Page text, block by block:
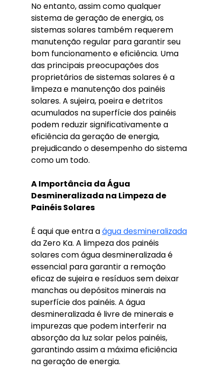
No entanto, assim como qualquer
sistema de geração de energia, os
sistemas solares também requerem
manutenção regular para garantir seu
bom funcionamento e eficiência. Uma
das principais preocupações dos
proprietários de sistemas solares é a
limpeza e manutenção dos painéis
solares. A sujeira, poeira e detritos
acumulados na superfície dos painéis
podem reduzir significativamente a
eficiência da geração de energia,
prejudicando o desempenho do sistema
como um todo.
A Importância da Água
Desmineralizada na Limpeza de
Painéis Solares
É aqui que entra a água desmineralizada
da Zero Ka. A limpeza dos painéis
solares com água desmineralizada é
essencial para garantir a remoção
eficaz de sujeira e resíduos sem deixar
manchas ou depósitos minerais na
superfície dos painéis. A água
desmineralizada é livre de minerais e
impurezas que podem interferir na
absorção da luz solar pelos painéis,
garantindo assim a máxima eficiência
na geração de energia.